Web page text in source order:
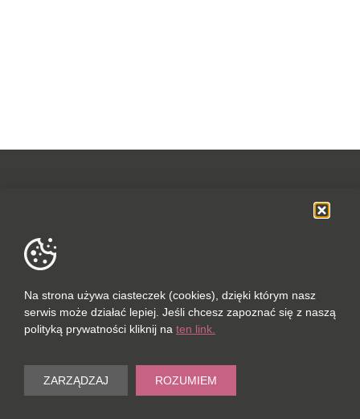
POLUBIONYCH (0 / 10)
Wyczyść
SOCIAL MEDIA
DANE FIRMOWE
© 2023
PORT-REAL ESTATE SP. Z O.O.
Na strona używa ciasteczek (cookies), dzięki którym nasz
serwis może działać lepiej. Jeśli chcesz zapoznać się z naszą
polityką prywatności kliknij na ten link.
ZARZĄDZAJ ROZUMIEM